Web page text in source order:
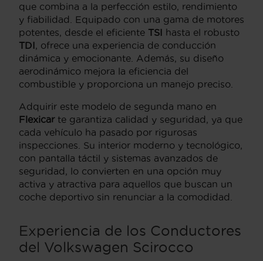
que combina a la perfección estilo, rendimiento
y fiabilidad. Equipado con una gama de motores
potentes, desde el eficiente TSI hasta el robusto
TDI, ofrece una experiencia de conducción
dinámica y emocionante. Además, su diseño
aerodinámico mejora la eficiencia del
combustible y proporciona un manejo preciso.
Adquirir este modelo de segunda mano en
Flexicarte garantiza calidad y seguridad, ya que
cada vehículo ha pasado por rigurosas
inspecciones. Su interior moderno y tecnológico,
con pantalla táctil y sistemas avanzados de
seguridad, lo convierten en una opción muy
activa y atractiva para aquellos que buscan un
coche deportivo sin renunciar a la comodidad.
Experiencia de los Conductores
del Volkswagen Scirocco